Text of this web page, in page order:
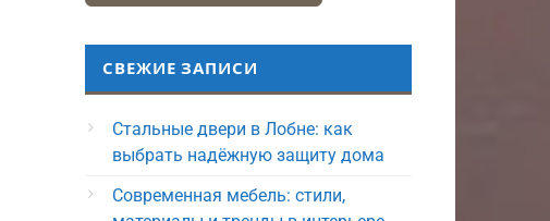
СВЕЖИЕ ЗАПИСИ
Стальные двери в Лобне: как
выбрать надёжную защиту дома
Современная мебель: стили,